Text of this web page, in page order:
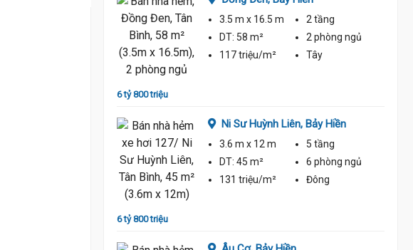
6 tỷ 800 triệu
3.5 m x 16.5 m
2 tầng
DT: 58 m² 2 phòng ngủ
117 triệu/m²
Tây
6 tỷ 800 triệu
Ni Sư Huỳnh Liên, Bảy Hiền
3.6 m x 12 m
5 tầng
DT: 45 m² 6 phòng ngủ
131 triệu/m²
Đông